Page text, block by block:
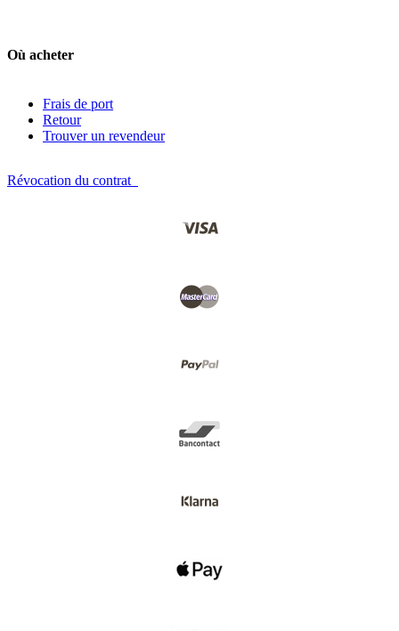
Où acheter
Frais de port
Retour
Trouver un revendeur
Révocation du contrat